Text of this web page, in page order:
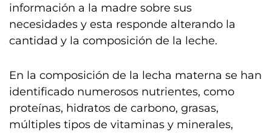
información a la madre sobre sus
necesidades y esta responde alterando la
cantidad y la composición de la leche.
En la composición de la lecha materna se han
identificado numerosos nutrientes, como
proteínas, hidratos de carbono, grasas,
múltiples tipos de vitaminas y minerales,